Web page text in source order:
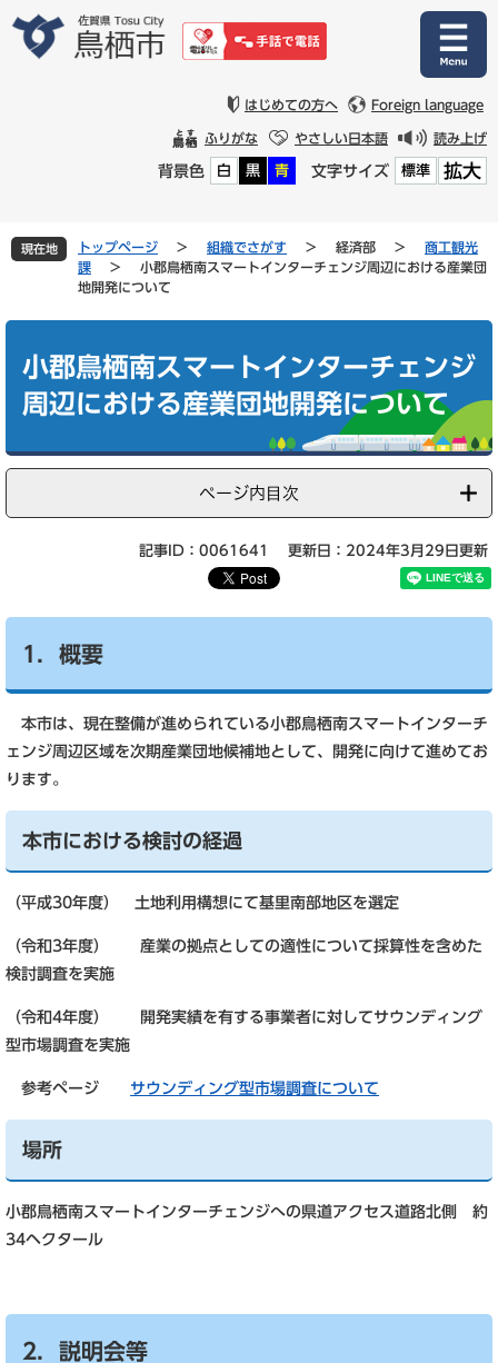
文
はじめての方へ Foreign language
ふりがな やさしい日本語 読み上げ
背景色 白 黒 青 文字サイズ 標準 拡大
現在地 トップページ > 組織でさがす > 経済部 >
商工観光
課
>
小郡鳥栖南スマートインターチェンジ周辺における産業団
地開発について
小郡鳥栖南スマートインターチェンジ
周辺における産業団地開発について
ページ内目次
記事ID：0061641 更新日：2024年3月29日更新
1．概要
本市は、現在整備が進められている小郡鳥栖南スマートインターチ
ェンジ周辺区域を次期産業団地候補地として、開発に向けて進めてお
ります。
本市における検討の経過
（平成30年度） 土地利用構想にて基里南部地区を選定
（令和3年度） 産業の拠点としての適性について採算性を含めた
検討調査を実施
（令和4年度） 開発実績を有する事業者に対してサウンディング
型市場調査を実施
参考ページ サウンディング型市場調査について
場所
小郡鳥栖南スマートインターチェンジへの県道アクセス道路北側 約
34ヘクタール
2．説明会等